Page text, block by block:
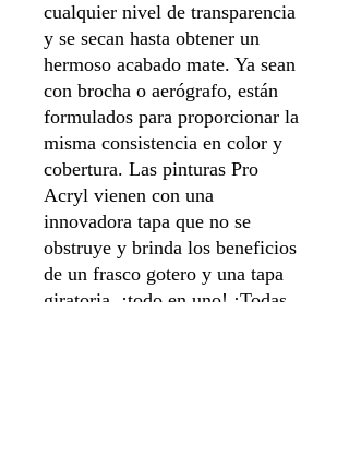
cualquier nivel de transparencia
y se secan hasta obtener un
hermoso acabado mate. Ya sean
con brocha o aerógrafo, están
formulados para proporcionar la
misma consistencia en color y
cobertura. Las pinturas Pro
Acryl vienen con una
innovadora tapa que no se
obstruye y brinda los beneficios
de un frasco gotero y una tapa
giratoria, ¡todo en uno! ¡Todas